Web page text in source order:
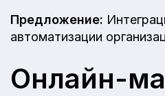
Предложение:
автоматизации
Онлайн-